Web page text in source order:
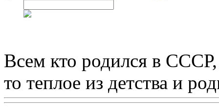
Всем кто родился в
то теплое из детства и